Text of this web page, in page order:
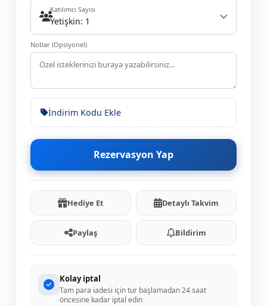
Katılımcı Sayısı
Yetişkin: 1
Notlar (Opsiyonel)
İndirim Kodu Ekle
Rezervasyon Yap
Hediye Et Detaylı Takvim
Paylaş Bildirim
Kolay iptal
Tam para iadesi için tur başlamadan 24 saat
öncesine kadar iptal edin